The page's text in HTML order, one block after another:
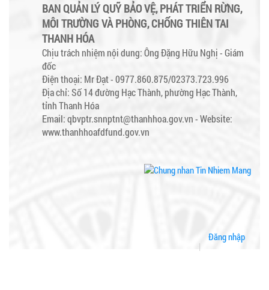
BAN QUẢN LÝ QUỸ BẢO VỆ, PHÁT TRIỂN RỪNG,
MÔI TRƯỜNG VÀ PHÒNG, CHỐNG THIÊN TAI
THANH HÓA
Chịu trách nhiệm nội dung: Ông Đặng Hữu Nghị - Giám
đốc
Điện thoại: Mr Đạt - 0977.860.875/02373.723.996
Địa chỉ: Số 14 đường Hạc Thành, phường Hạc Thành,
tỉnh Thanh Hóa
Email: qbvptr.snnptnt@thanhhoa.gov.vn -Website:
www.thanhhoafdfund.gov.vn
Đăng nhập